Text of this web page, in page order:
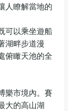
人瞭解當地的
可以乘坐遊船
湖畔步道漫
俯瞰天池的全
樂市境內。賽
大的高山湖